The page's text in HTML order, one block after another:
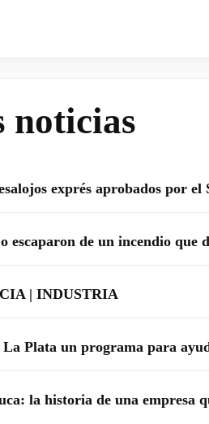
noticias
exprés aprobados por el
escaparon de un incendio que
| INDUSTRIA
Plata un programa para
la historia de una empresa